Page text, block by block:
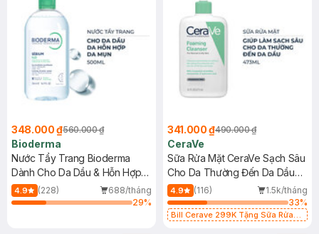
348.000 ₫560.000 ₫
Bioderma
Nước Tẩy Trang Bioderma
Dành Cho Da Dầu & Hỗn Hợp
500ml
4.9 (228)
688/tháng
29%
341.000 ₫490.000 ₫
CeraVe
Sữa Rửa Mặt CeraVe Sạch Sâu
Cho Da Thường Đến Da Dầu
473ml
4.9 (116)
1.5k/tháng
33%
Bill Cerave 299K Tặng Sữa Rửa